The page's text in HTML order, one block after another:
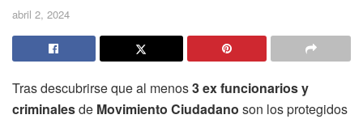
abril 2, 2024
Tras descubrirse que al menos3 ex funcionarios y
criminalesde Movimiento Ciudadano son los protegidos